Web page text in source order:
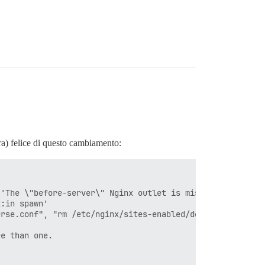
felice di questo cambiamento:
\"before-server\" Nginx outlet is missing. This
spawn'
"rm /etc/nginx/sites-enabled/
than one.